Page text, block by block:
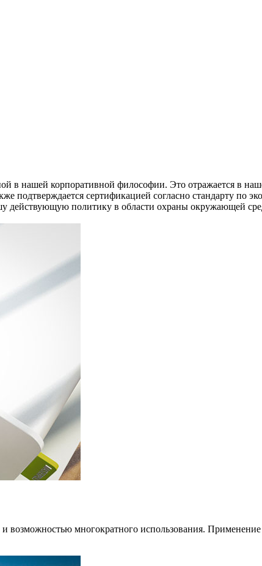
в нашей корпоративной философии. Это отражается в
подтверждается сертификацией согласно стандарту по
действующую политику в области охраны окружающей
многократного использования.